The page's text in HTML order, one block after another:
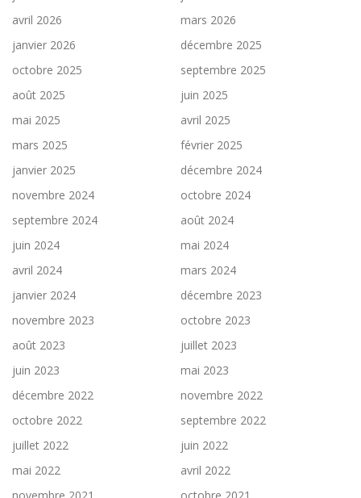
avril 2026
mars 2026
janvier 2026
décembre 2025
octobre 2025
septembre 2025
août 2025
juin 2025
mai 2025
avril 2025
mars 2025
février 2025
janvier 2025
décembre 2024
novembre 2024
octobre 2024
septembre 2024
août 2024
juin 2024
mai 2024
avril 2024
mars 2024
janvier 2024
décembre 2023
novembre 2023
octobre 2023
août 2023
juillet 2023
juin 2023
mai 2023
décembre 2022
novembre 2022
octobre 2022
septembre 2022
juillet 2022
juin 2022
mai 2022
avril 2022